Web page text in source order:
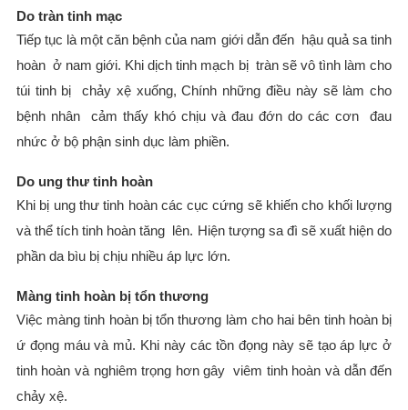
Do tràn tinh mạc
Tiếp tục là một căn bệnh của nam giới dẫn đến hậu quả sa tinh
hoàn ở nam giới. Khi dịch tinh mạch bị tràn sẽ vô tình làm cho
túi tinh bị chảy xệ xuống, Chính những điều này sẽ làm cho
bệnh nhân cảm thấy khó chịu và đau đớn do các cơn đau
nhức ở bộ phận sinh dục làm phiền.
Do ung thư tinh hoàn
Khi bị ung thư tinh hoàn các cục cứng sẽ khiến cho khối lượng
và thể tích tinh hoàn tăng lên. Hiện tượng sa đì sẽ xuất hiện do
phần da bìu bị chịu nhiều áp lực lớn.
Màng tinh hoàn bị tổn thương
Việc màng tinh hoàn bị tổn thương làm cho hai bên tinh hoàn bị
ứ đọng máu và mủ. Khi này các tồn đọng này sẽ tạo áp lực ở
tinh hoàn và nghiêm trọng hơn gây viêm tinh hoàn và dẫn đến
chảy xệ.